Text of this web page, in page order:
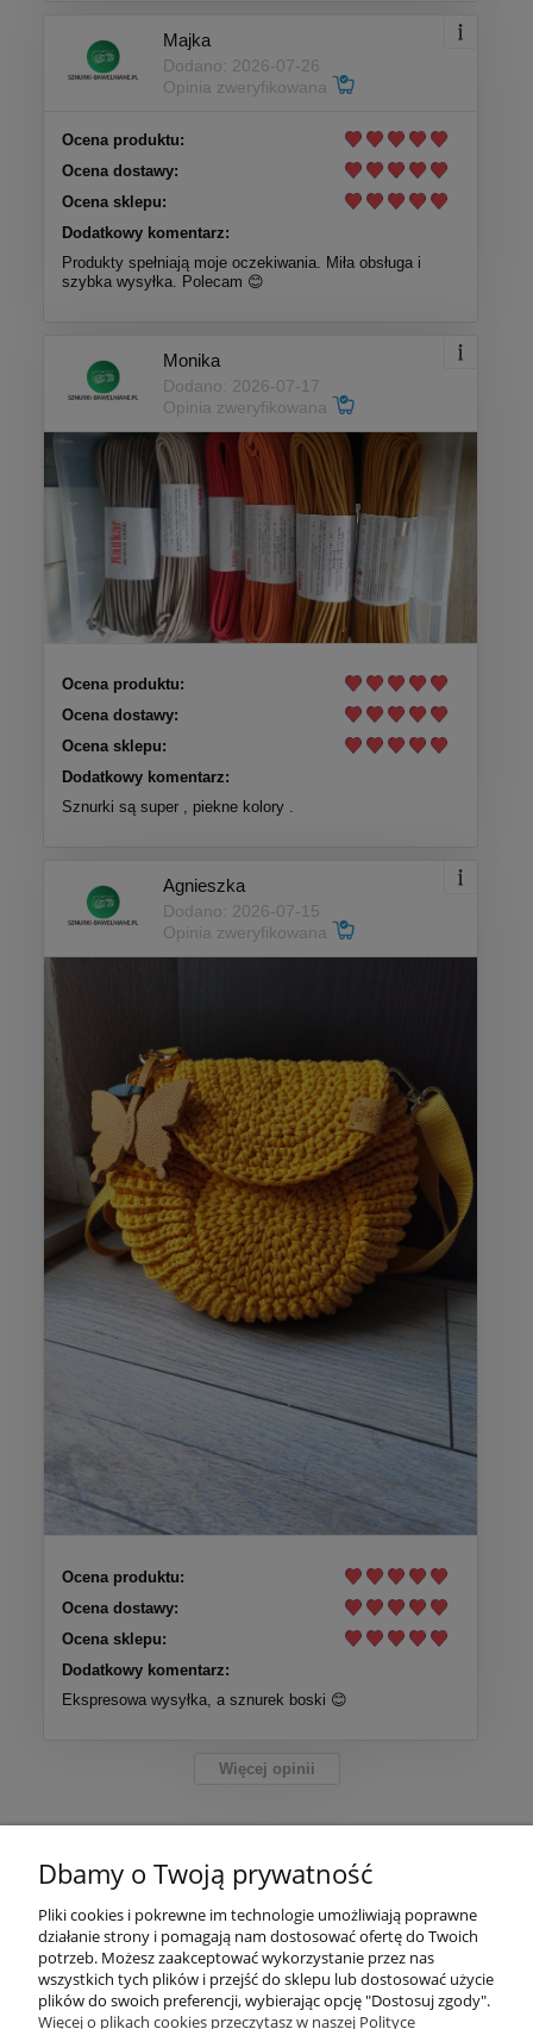
Majka
Dodano: 2026-07-26
Opinia zweryfikowana
Ocena produktu:
Ocena dostawy:
Ocena sklepu:
Dodatkowy komentarz:
Produkty spełniają moje oczekiwania. Miła obsługa i
szybka wysyłka. Polecam 😊
Monika
Dodano: 2026-07-17
Opinia zweryfikowana
Ocena produktu:
Ocena dostawy:
Ocena sklepu:
Dodatkowy komentarz:
Sznurki są super , piekne kolory .
Agnieszka
Dodano: 2026-07-15
Opinia zweryfikowana
Ocena produktu:
Ocena dostawy:
Ocena sklepu:
Dodatkowy komentarz:
Ekspresowa wysyłka, a sznurek boski 😊
Więcej opinii
Moje konto
Płatności i dostawa
Informacje
Dbamy o Twoją prywatność
Pliki cookies i pokrewne im technologie umożliwiają poprawne
działanie strony i pomagają nam dostosować ofertę do Twoich
potrzeb. Możesz zaakceptować wykorzystanie przez nas
wszystkich tych plików i przejść do sklepu lub dostosować użycie
plików do swoich preferencji, wybierając opcję "Dostosuj zgody".
Więcej o plikach cookies przeczytasz w naszej Polityce